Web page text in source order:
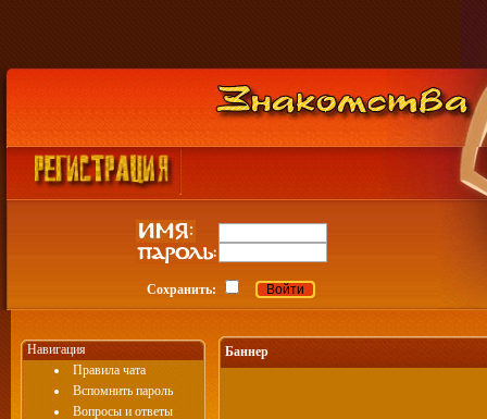
Сохранить:
Навигация
Правила чата
Вспомнить пароль
Вопросы и ответы
Баннер